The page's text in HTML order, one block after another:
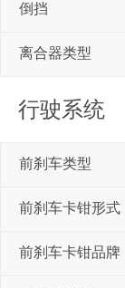
倒挡
离合器类型
行驶系统
前刹车类型
前刹车卡钳形式
前刹车卡钳品牌